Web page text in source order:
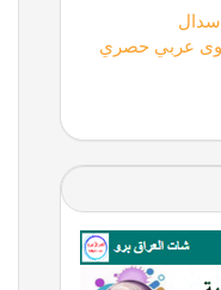
سدال
عربي حصري